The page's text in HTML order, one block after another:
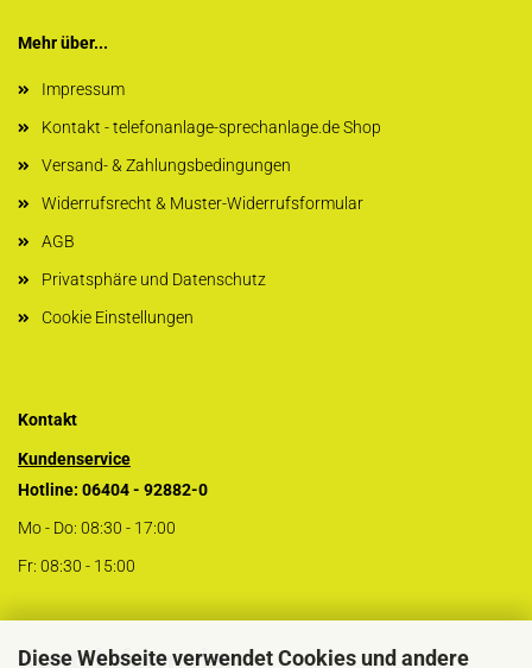
Diese Webseite verwendet Cookies und andere
Mehr über...
Impressum
Kontakt - telefonanlage-sprechanlage.de Shop
Versand- & Zahlungsbedingungen
Widerrufsrecht & Muster-Widerrufsformular
AGB
Privatsphäre und Datenschutz
Cookie Einstellungen
Kontakt
Kundenservice
Hotline: 06404 - 92882-0
Mo - Do: 08:30 - 17:00
Fr: 08:30 - 15:00
Kontaktformular